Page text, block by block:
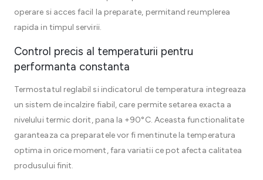
operare si acces facil la preparate, permitand reumplerea
rapida in timpul servirii.
Control precis al temperaturii pentru
performanta constanta
Termostatul reglabil si indicatorul de temperatura integreaza
un sistem de incalzire fiabil, care permite setarea exacta a
nivelului termic dorit, pana la +90°C. Aceasta functionalitate
garanteaza ca preparatele vor fi mentinute la temperatura
optima in orice moment, fara variatii ce pot afecta calitatea
produsului finit.